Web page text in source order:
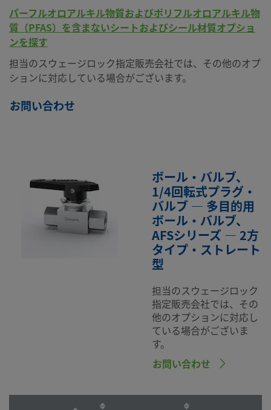
パーフルオロアルキル物質およびポリフルオロアルキル物
質（PFAS）を含まないシートおよびシール材質オプショ
ンを探す
担当のスウェージロック指定販売会社では、その他のオプ
ションに対応している場合がございます。
お問い合わせ
ボール・バルブ、
1/4回転式プラグ・
バルブ — 多目的用
ボール・バルブ、
AFSシリーズ — 2方
タイプ・ストレート
型
担当のスウェージロック
指定販売会社では、その
他のオプションに対応し
ている場合がございま
す。
お問い合わせ